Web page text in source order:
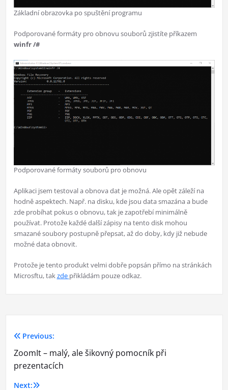
Základní obrazovka po spuštění programu
Podporované formáty pro obnovu souborů zjistíte příkazem
winfr /#
Podporované formáty souborů pro obnovu
Aplikaci jsem testoval a obnova dat je možná. Ale opět záleží na
hodně aspektech. Např. na disku, kde jsou data smazána a bude
zde probíhat pokus o obnovu, tak je zapotřebí minimálně
používat. Protože každé další zápisy na tento disk mohou
smazané soubory postupně přepsat, až do doby, kdy již nebude
možné data obnovit.
Protože je tento produkt velmi dobře popsán přímo na stránkách
Microsftu, takzde přikládám pouze odkaz.
Navigace
pro
příspěvek
Previous:
ZoomIt – malý, ale šikovný pomocník při
prezentacích
Next: